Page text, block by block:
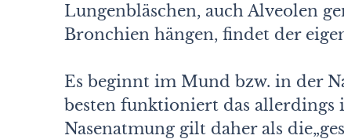
Lungenbläschen, auch Alveolen
Bronchien hängen, findet der
Es beginnt im Mund bzw. in der
besten funktioniert das allerdings
Nasenatmung gilt daher als